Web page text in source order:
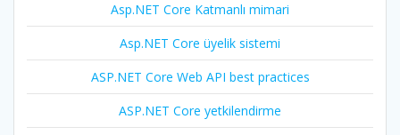
Asp.NET Core Katmanlı mimari
Asp.NET Core üyelik sistemi
ASP.NET Core Web API best practices
ASP.NET Core yetkilendirme